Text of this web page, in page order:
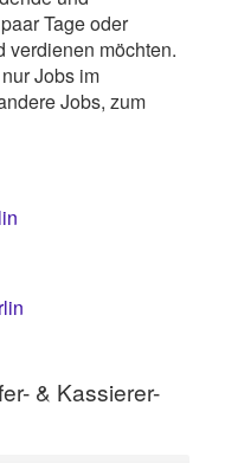
Tage oder
verdienen möchten.
Jobs im
Jobs, zum
& Kassierer-